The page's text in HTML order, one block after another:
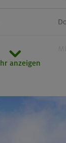
anzeigen